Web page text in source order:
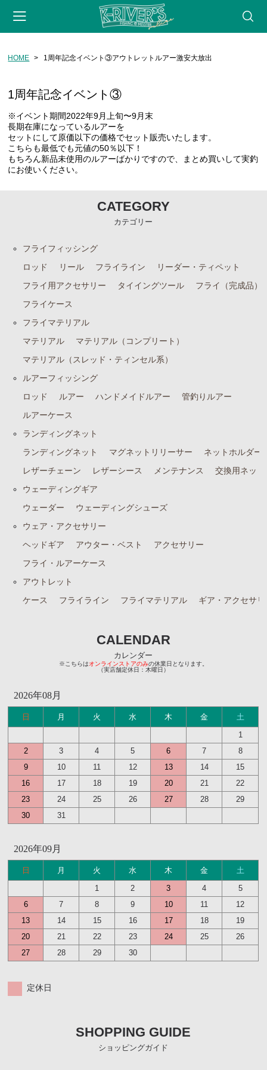
CATEGORY
フライフィッシング
ロッド
リール
リーダー・ティペット
フライ用アクセサリー
タイイングツール
フライ（完成品）
フライケース
フライマテリアル
マテリアル（スレッド・ティンセル系）
ルアーフィッシング
ロッド
ルアー
ランディングネット
ランディングネット
マグネットリリーサー
ネットホルダー
レザーチェーン
交換用ネット
ウェーディングギア
ウェーダー
ウェア・アクセサリー
ヘッドギア
アウター・ベスト
アクセサリー
アウトレット
フライライン
フライマテリアル
ギア・アクセサリー
HOME 1周年記念イベント③アウトレットルアー激安大放出
1周年記念イベント③
※イベント期間2022年9月上旬〜9月末
長期在庫になっているルアーを
セットにして原価以下の価格でセット販売いたします。
こちらも最低でも元値の50％以下！
もちろん新品未使用のルアーばかりですので、まとめ買いして実釣
にお使いください。
CATEGORY
カテゴリー
フライフィッシング
ロッド
リール フライライン
リーダー・ティペット
フライ用アクセサリー
タイイングツール
フライ（完成品）
フライケース
フライマテリアル
マテリアル
マテリアル（コンプリート）
マテリアル（スレッド・ティンセル系）
ルアーフィッシング
ロッド
ルアー ハンドメイドルアー
管釣りルアー
ルアーケース
ランディングネット
ランディングネット
マグネットリリーサー
ネットホルダー
レザーチェーン
レザーシース メンテナンス
交換用ネット
ウェーディングギア
ウェーダー
ウェーディングシューズ
ウェア・アクセサリー
ヘッドギア
アウター・ベスト
アクセサリー
フライ・ルアーケース
アウトレット
ケース
フライライン フライマテリアル ギア・アクセサ
CALENDAR
カレンダー
※こちらはオンラインストアのみの休業日となります。
（実店舗定休日：木曜日）
2026年08月
日 月 火 水 木 金
土
1
2
3 4 5 6 7
8
9
10 11 12 13 14
15
16
17 18 19 20 21
22
23
24 25 26 27 28
29
30
31
2026年09月
日 月 火 水 木 金
土
1
2 3 4
5
6
7 8 9 10 11
12
13
14 15 16 17 18
19
20
21 22 23 24 25
26
27
28 29 30
定休日
SHOPPING GUIDE
ショッピングガイド